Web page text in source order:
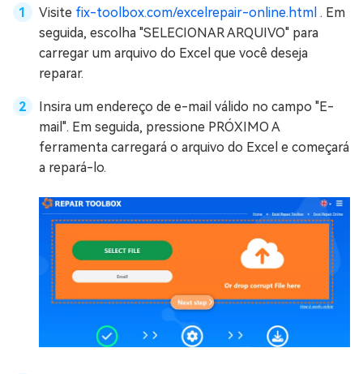
Visite fix-toolbox.com/excelrepair-online.html . Em
seguida, escolha "SELECIONAR ARQUIVO" para
carregar um arquivo do Excel que você deseja
reparar.
Insira um endereço de e-mail válido no campo "E-
mail". Em seguida, pressione PRÓXIMO A
ferramenta carregará o arquivo do Excel e começará
a repará-lo.